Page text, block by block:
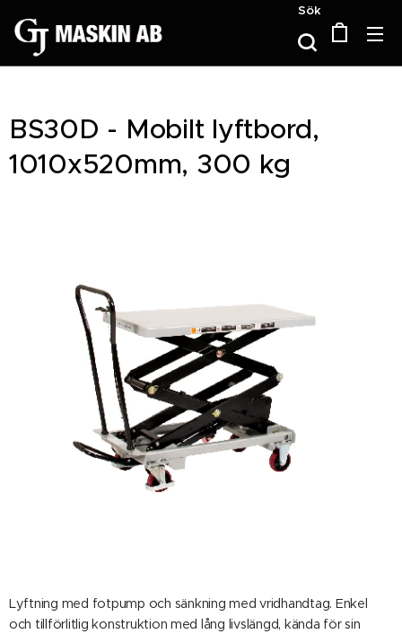
Sök
BS30D - Mobilt lyftbord,
1010x520mm, 300 kg
Lyftning med fotpump och sänkning med vridhandtag. Enkel
och tillförlitlig konstruktion med lång livslängd, kända för sin